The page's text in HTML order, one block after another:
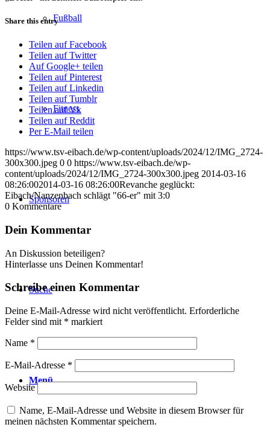
Fußball
Fitness
Sponsoren
Suche
Menü
Share this entry
Teilen auf Facebook
Teilen auf Twitter
Auf Google+ teilen
Teilen auf Pinterest
Teilen auf Linkedin
Teilen auf Tumblr
Teilen auf Vk
Teilen auf Reddit
Per E-Mail teilen
https://www.tsv-eibach.de/wp-content/uploads/2024/12/IMG_2724-
300x300.jpeg 0 0 https://www.tsv-eibach.de/wp-
content/uploads/2024/12/IMG_2724-300x300.jpeg 2014-03-16
08:26:002014-03-16 08:26:00Revanche geglückt:
Eibach/Nanzenbach schlägt "66-er" mit 3:0
0 Kommentare
Dein Kommentar
An Diskussion beteiligen?
Hinterlasse uns Deinen Kommentar!
Schreibe einen Kommentar
Deine E-Mail-Adresse wird nicht veröffentlicht. Erforderliche
Felder sind mit * markiert
Name *
E-Mail-Adresse *
Website
Name, E-Mail-Adresse und Website in diesem Browser für
meinen nächsten Kommentar speichern.